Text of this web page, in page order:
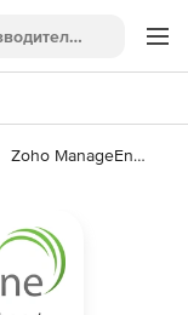
Zoho ManageEngine OpManager